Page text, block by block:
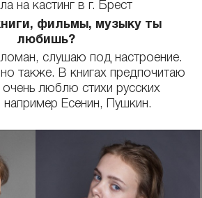
на кастинг в г. Брест
фильмы, музыку ты
любишь?
слушаю под настроение.
также. В книгах предпочитаю
очень люблю стихи русских
например Есенин, Пушкин.